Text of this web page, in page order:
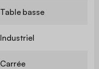
Table basse
Industriel
Carrée